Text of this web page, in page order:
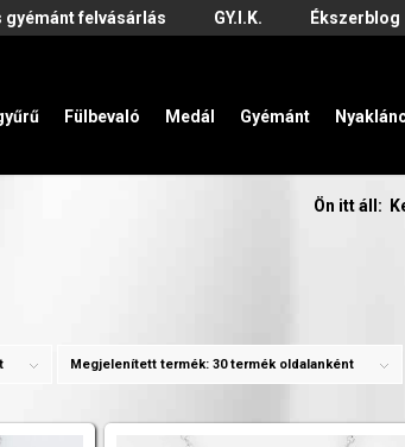
gyémánt felvásárlás GY.I.K. Ékszerblog
Fülbevaló Medál Gyémánt
Ön itt áll:
Megjelenített termék: 30 termék oldalanként